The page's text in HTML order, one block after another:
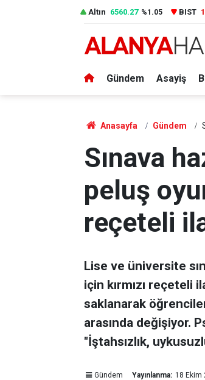
Altın 6560.27 %1.05 BIST
Gündem Asayiş
Anasayfa Gündem
Sınava
peluş
reçeteli
Lise ve üniversite
için kırmızı reçeteli
saklanarak
arasında değişiyor.
"İştahsızlık,
Gündem Yayınlanma: 18 Ekim